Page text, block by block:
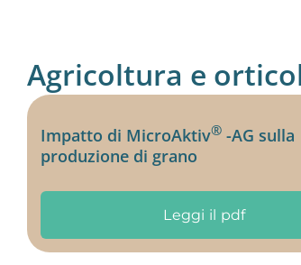
Agricoltura e
Impatto di MicroAktiv®-AG sulla
produzione di grano
Leggi il pdf